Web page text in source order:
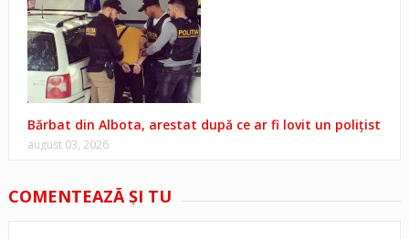
Bărbat din Albota, arestat după ce ar fi lovit un polițist
august 03, 2026
COMENTEAZĂ ŞI TU